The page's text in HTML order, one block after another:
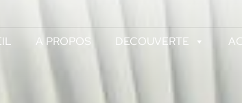
A PROPOS DECOUVERTE